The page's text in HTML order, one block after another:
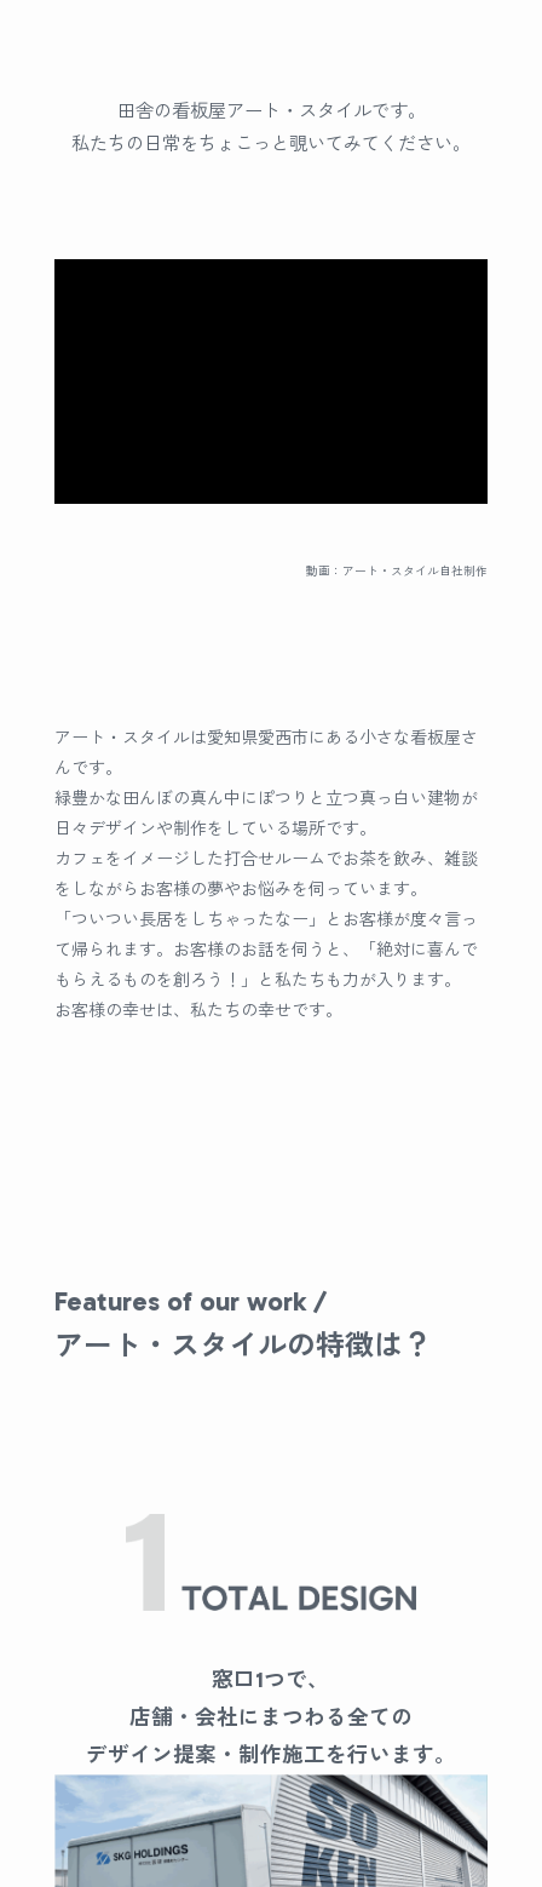
田舎の看板屋アート・スタイルです。
私たちの日常をちょこっと覗いてみてください。
動画：アート・スタイル自社制作
アート・スタイルは愛知県愛西市にある小さな看板屋さ
んです。
緑豊かな田んぼの真ん中にぽつりと立つ真っ白い建物が
日々デザインや制作をしている場所です。
カフェをイメージした打合せルームでお茶を飲み、雑談
をしながらお客様の夢やお悩みを伺っています。
「ついつい長居をしちゃったなー」とお客様が度々言っ
て帰られます。お客様のお話を伺うと、「絶対に喜んで
もらえるものを創ろう！」と私たちも力が入ります。
お客様の幸せは、私たちの幸せです。
Features of our work /
アート・スタイルの特徴は？
窓口1つで、
店舗・会社にまつわる全ての
デザイン提案・ 制作施工を行います。